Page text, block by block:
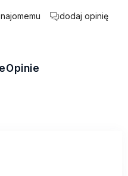
dodaj opinię
Opinie